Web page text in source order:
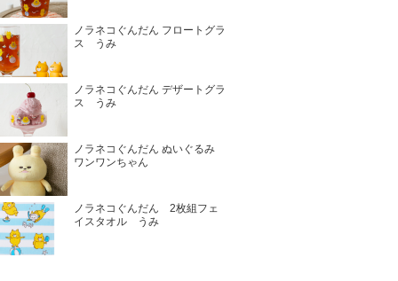
ノラネコぐんだん フロートグラ
ス うみ
ノラネコぐんだん デザートグラ
ス うみ
ノラネコぐんだん ぬいぐるみ
ワンワンちゃん
ノラネコぐんだん 2枚組フェ
イスタオル うみ